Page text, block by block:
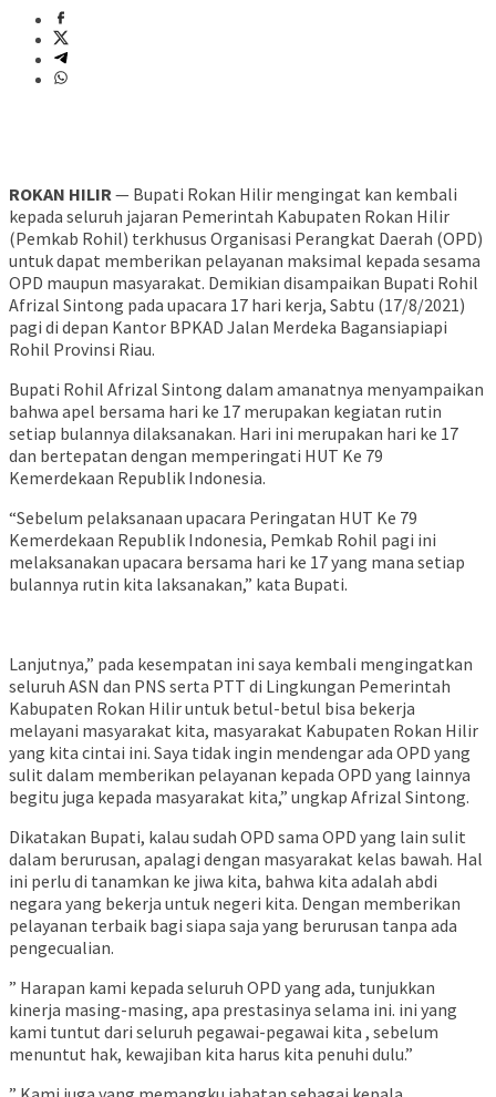
ROKAN HILIR— Bupati Rokan Hilir mengingat kan kembali
kepada seluruh jajaran Pemerintah Kabupaten Rokan Hilir
(Pemkab Rohil) terkhusus Organisasi Perangkat Daerah (OPD)
untuk dapat memberikan pelayanan maksimal kepada sesama
OPD maupun masyarakat. Demikian disampaikan Bupati Rohil
Afrizal Sintong pada upacara 17 hari kerja, Sabtu (17/8/2021)
pagi di depan Kantor BPKAD Jalan Merdeka Bagansiapiapi
Rohil Provinsi Riau.
Bupati Rohil Afrizal Sintong dalam amanatnya menyampaikan
bahwa apel bersama hari ke 17 merupakan kegiatan rutin
setiap bulannya dilaksanakan. Hari ini merupakan hari ke 17
dan bertepatan dengan memperingati HUT Ke 79
Kemerdekaan Republik Indonesia.
“Sebelum pelaksanaan upacara Peringatan HUT Ke 79
Kemerdekaan Republik Indonesia, Pemkab Rohil pagi ini
melaksanakan upacara bersama hari ke 17 yang mana setiap
bulannya rutin kita laksanakan,” kata Bupati.
Lanjutnya,” pada kesempatan ini saya kembali mengingatkan
seluruh ASN dan PNS serta PTT di Lingkungan Pemerintah
Kabupaten Rokan Hilir untuk betul-betul bisa bekerja
melayani masyarakat kita, masyarakat Kabupaten Rokan Hilir
yang kita cintai ini. Saya tidak ingin mendengar ada OPD yang
sulit dalam memberikan pelayanan kepada OPD yang lainnya
begitu juga kepada masyarakat kita,” ungkap Afrizal Sintong.
Dikatakan Bupati, kalau sudah OPD sama OPD yang lain sulit
dalam berurusan, apalagi dengan masyarakat kelas bawah. Hal
ini perlu di tanamkan ke jiwa kita, bahwa kita adalah abdi
negara yang bekerja untuk negeri kita. Dengan memberikan
pelayanan terbaik bagi siapa saja yang berurusan tanpa ada
pengecualian.
” Harapan kami kepada seluruh OPD yang ada, tunjukkan
kinerja masing-masing, apa prestasinya selama ini. ini yang
kami tuntut dari seluruh pegawai-pegawai kita , sebelum
menuntut hak, kewajiban kita harus kita penuhi dulu.”